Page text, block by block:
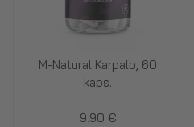
M-Natural Karpalo, 60
kaps.
9.90 €